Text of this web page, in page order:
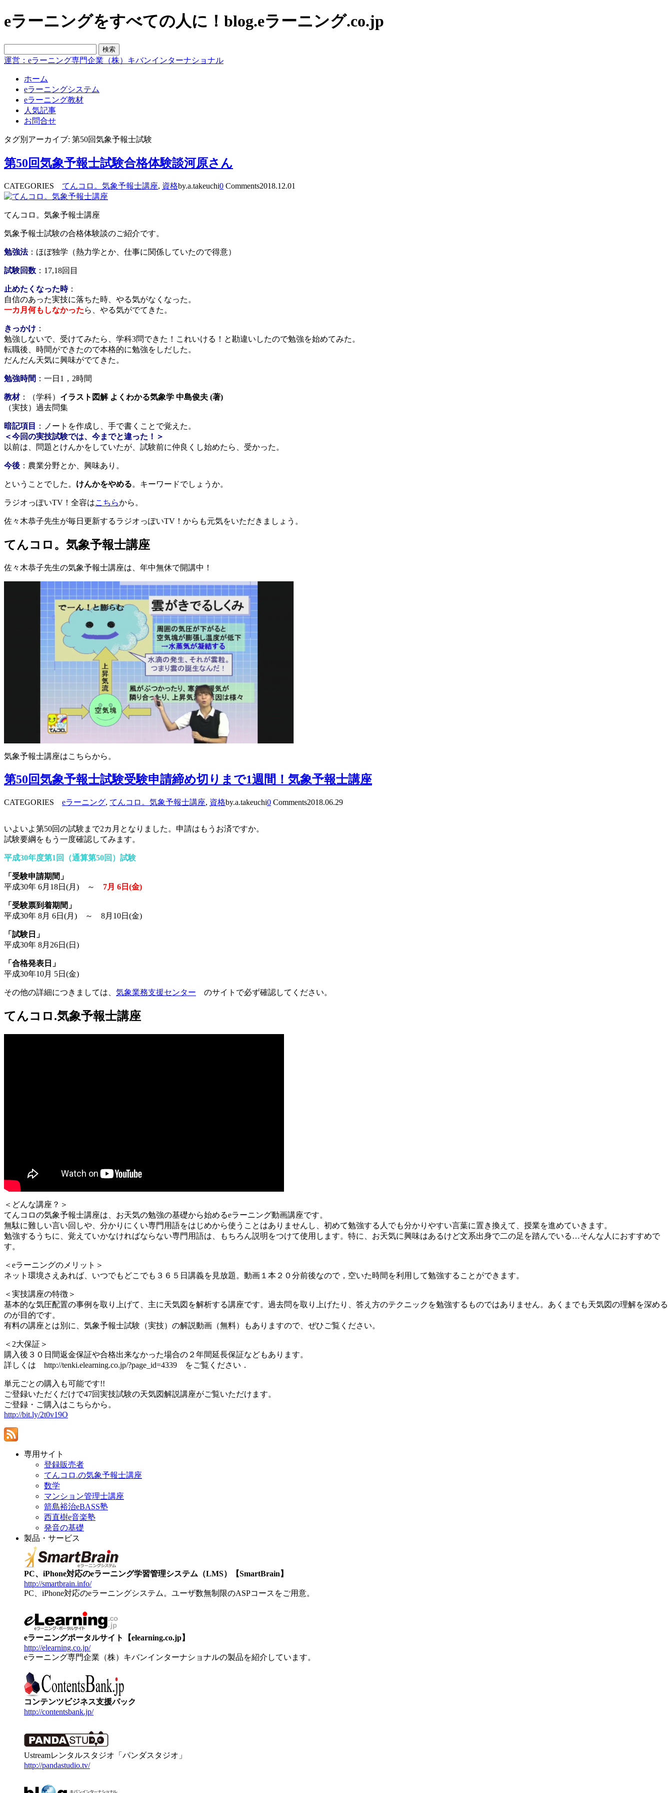
eラーニングをすべての人に！blog.eラーニング.co.jp
運営：eラーニング専門企業（株）キバンインターナショナル
ホーム
eラーニングシステム
eラーニング教材
人気記事
お問合せ
タグ別アーカイブ: 第50回気象予報士試験
第50回気象予報士試験合格体験談河原さん
CATEGORIES てんコロ。気象予報士講座, 資格by.a.takeuchi0 Comments2018.12.01
てんコロ。気象予報士講座
気象予報士試験の合格体験談のご紹介です。
勉強法：ほぼ独学（熱力学とか、仕事に関係していたので得意）
試験回数 ：17,18回目
止めたくなった時：
自信のあった実技に落ちた時、やる気がなくなった。
一カ月何もしなかったら、やる気がでてきた。
きっかけ ：
勉強しないで、受けてみたら、学科3問できた！これいける！と勘違いしたので勉強を始めてみた。
転職後、時間ができたので本格的に勉強をしだした。
だんだん天気に興味がでてきた。
勉強時間 ：一日1，2時間
教材：（学科） イラスト図解 よくわかる気象学 中島俊夫 (著)
（実技）過去問集
暗記項目
：ノートを作成し、手で書くことで覚えた。
＜今回の実技試験では、今までと違った！＞
以前は、問題とけんかをしていたが、試験前に仲良くし始めたら、受かった。
今後 ：農業分野とか、興味あり。
ということでした。 けんかをやめる。キーワードでしょうか。
ラジオっぽいTV！全容はこちらから。
佐々木恭子先生が毎日更新するラジオっぽいTV！からも元気をいただきましょう。
てんコロ。気象予報士講座
佐々木恭子先生の気象予報士講座は、年中無休で開講中！
気象予報士講座はこちらから。
第50回気象予報士試験受験申請締め切りまで1週間！気象予報士講座
CATEGORIES eラーニング, てんコロ。気象予報士講座, 資格by.a.takeuchi0 Comments2018.06.29
いよいよ第50回の試験まで2カ月となりました。申請はもうお済ですか。
試験要綱をもう一度確認してみます。
平成30年度第1回（通算第50回）試験
「受験申請期間」
平成30年 6月18日(月) ～ 7月 6日(金)
「受験票到着期間」
平成30年 8月 6日(月) ～ 8月10日(金)
「試験日」
平成30年 8月26日(日)
「合格発表日」
平成30年10月 5日(金)
その他の詳細につきましては、 気象業務支援センター のサイトで必ず確認してください。
てんコロ.気象予報士講座
＜どんな講座？＞
てんコロの気象予報士講座は、お天気の勉強の基礎から始めるeラーニング動画講座です。
無駄に難しい言い回しや、分かりにくい専門用語をはじめから使うことはありませんし、初めて勉強する人でも分かりやすい言葉に置き換えて、授業を進めていきます。
勉強するうちに、覚えていかなければならない専門用語は、もちろん説明をつけて使用します。特に、お天気に興味はあるけど文系出身で二の足を踏んでいる…そんな人におすすめで
す。
＜eラーニングのメリット＞
ネット環境さえあれば、いつでもどこでも３６５日講義を見放題。動画１本２０分前後なので，空いた時間を利用して勉強することができます。
＜実技講座の特徴＞
基本的な気圧配置の事例を取り上げて、主に天気図を解析する講座です。過去問を取り上げたり、答え方のテクニックを勉強するものではありません。あくまでも天気図の理解を深める
のが目的です。
有料の講座とは別に、気象予報士試験（実技）の解説動画（無料）もありますので、ぜひご覧ください。
＜2大保証＞
購入後３０日間返金保証や合格出来なかった場合の２年間延長保証などもあります。
詳しくは http://tenki.elearning.co.jp/?page_id=4339 をご覧ください．
単元ごとの購入も可能です!!
ご登録いただくだけで47回実技試験の天気図解説講座がご覧いただけます。
ご登録・ご購入はこちらから。
http://bit.ly/2t0v19O
専用サイト
登録販売者
てんコロ.の気象予報士講座
数学
マンション管理士講座
箭島裕治eBASS塾
西直樹e音楽塾
発音の基礎
製品・サービス
PC、iPhone対応のeラーニング学習管理システム（LMS）【SmartBrain】
http://smartbrain.info/
PC、iPhone対応のeラーニングシステム。ユーザ数無制限のASPコースをご用意。
eラーニングポータルサイト【elearning.co.jp】
http://elearning.co.jp/
eラーニング専門企業（株）キバンインターナショナルの製品を紹介しています。
コンテンツビジネス支援パック
http://contentsbank.jp/
Ustreamレンタルスタジオ「パンダスタジオ」
http://pandastudio.tv/